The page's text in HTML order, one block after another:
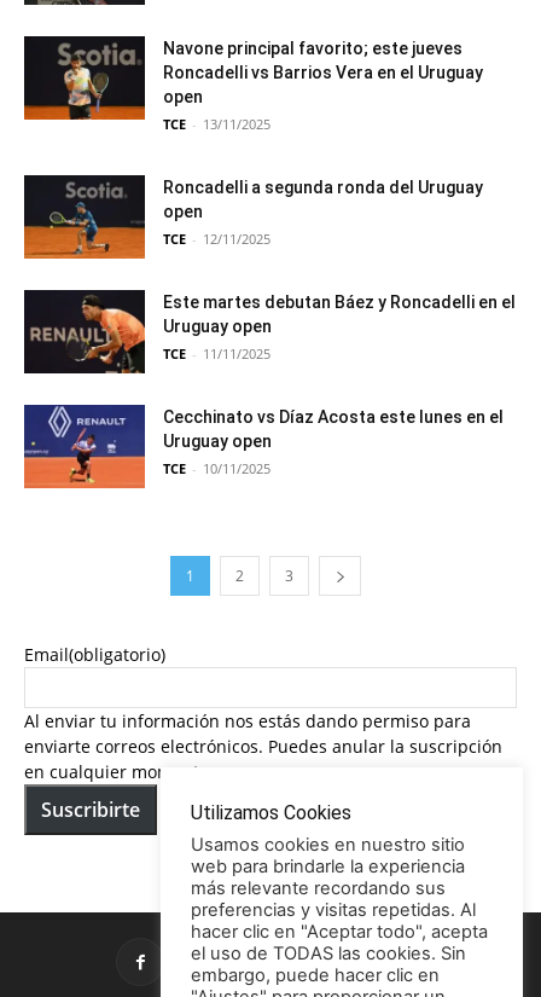
Navone principal favorito; este jueves
Roncadelli vs Barrios Vera en el Uruguay
open
TCE - 13/11/2025
Roncadelli a segunda ronda del Uruguay
open
TCE - 12/11/2025
Este martes debutan Báez y Roncadelli en el
Uruguay open
TCE - 11/11/2025
Cecchinato vs Díaz Acosta este lunes en el
Uruguay open
TCE - 10/11/2025
1 2 3
Email(obligatorio)
Al enviar tu información nos estás dando permiso para
enviarte correos electrónicos. Puedes anular la suscripción
en cualquier momento.
Suscribirte Utilizamos Cookies
Usamos cookies en nuestro sitio
web para brindarle la experiencia
más relevante recordando sus
preferencias y visitas repetidas. Al
hacer clic en "Aceptar todo", acepta
el uso de TODAS las cookies. Sin
embargo, puede hacer clic en